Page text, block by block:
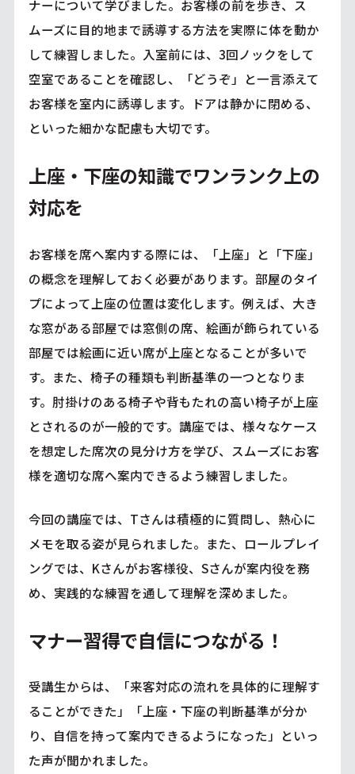
ナーについて学びました。お客様の前を歩き、ス
ムーズに目的地まで誘導する方法を実際に体を動か
して練習しました。入室前には、3回ノックをして
空室であることを確認し、「どうぞ」と一言添えて
お客様を室内に誘導します。ドアは静かに閉める、
といった細かな配慮も大切です。
上座・下座の知識でワンランク上の
対応を
お客様を席へ案内する際には、「上座」と「下座」
の概念を理解しておく必要があります。部屋のタイ
プによって上座の位置は変化します。例えば、大き
な窓がある部屋では窓側の席、絵画が飾られている
部屋では絵画に近い席が上座となることが多いで
す。また、椅子の種類も判断基準の一つとなりま
す。肘掛けのある椅子や背もたれの高い椅子が上座
とされるのが一般的です。講座では、様々なケース
を想定した席次の見分け方を学び、スムーズにお客
様を適切な席へ案内できるよう練習しました。
今回の講座では、Tさんは積極的に質問し、熱心に
メモを取る姿が見られました。また、ロールプレイ
ングでは、Kさんがお客様役、Sさんが案内役を務
め、実践的な練習を通して理解を深めました。
マナー習得で自信につながる！
受講生からは、「来客対応の流れを具体的に理解す
ることができた」「上座・下座の判断基準が分か
り、自信を持って案内できるようになった」といっ
た声が聞かれました。